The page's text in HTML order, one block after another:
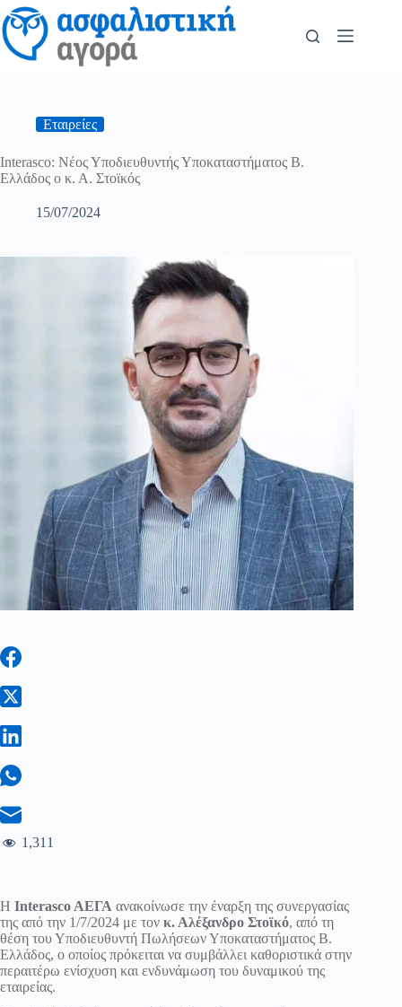
Εταιρείες
Interasco: Νέος Υποδιευθυντής Υποκαταστήματος Β.
Ελλάδος ο κ. Α. Στοϊκός
15/07/2024
1,311
Η Interasco AEΓΑ ανακοίνωσε την έναρξη της συνεργασίας
της από την 1/7/2024 με τον κ. Αλέξανδρο Στοϊκό, από τη
θέση του Υποδιευθυντή Πωλήσεων Υποκαταστήματος Β.
Ελλάδος, ο οποίος πρόκειται να συμβάλλει καθοριστικά στην
περαιτέρω ενίσχυση και ενδυνάμωση του δυναμικού της
εταιρείας.